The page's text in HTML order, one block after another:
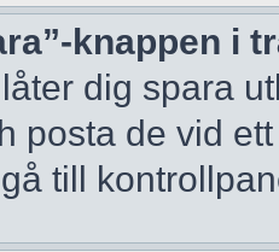
knappen i
dig spara
posta de vid
till